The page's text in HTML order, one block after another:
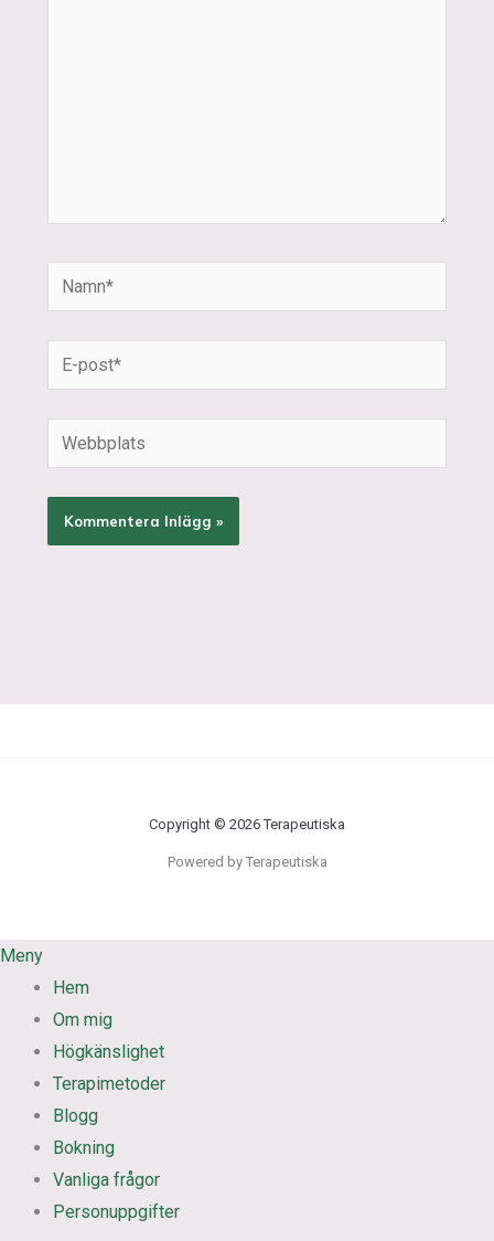
Namn*
post*
Webbplats
Copyright © 2026 Terapeutiska
Powered by Terapeutiska
Meny
Hem
Om mig
Högkänslighet
Terapimetoder
Blogg
Bokning
Vanliga frågor
Personuppgifter